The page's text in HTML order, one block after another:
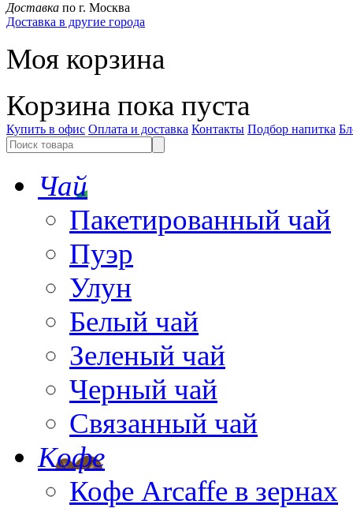
Доставка по г. Москва
Доставка в другие города
Моя корзина
Корзина пока пуста
Купить в офис Оплата и доставка Контакты Подбор напитка
Чай
Пакетированный чай
Пуэр
Улун
Белый чай
Зеленый чай
Черный чай
Связанный чай
Кофе
Кофе Arcaffe в зернах